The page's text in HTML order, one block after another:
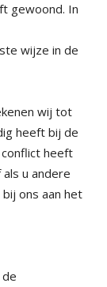
gewoond. In
wijze in de
wij tot
heeft bij de
conflict heeft
u andere
ons aan het